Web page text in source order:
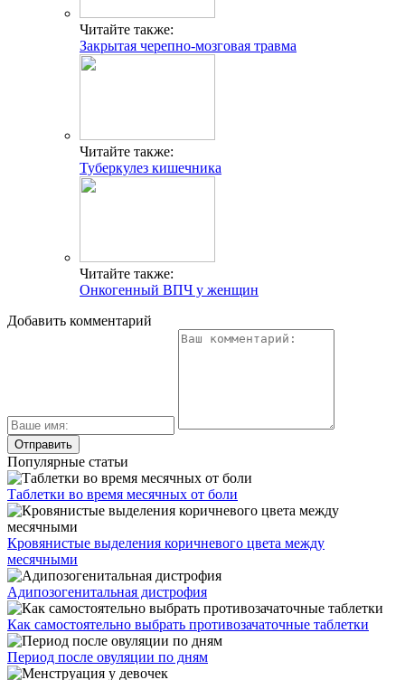
Читайте также:
Закрытая черепно-мозговая травма
Читайте также:
Туберкулез кишечника
Читайте также:
Онкогенный ВПЧ у женщин
Добавить комментарий
Популярные статьи
Таблетки во время месячных от боли
Кровянистые выделения коричневого цвета между
месячными
Адипозогенитальная дистрофия
Как самостоятельно выбрать противозачаточные таблетки
Период после овуляции по дням